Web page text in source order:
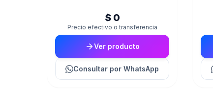
$ 0
Precio efectivo o transferencia
Ver producto
Consultar por WhatsApp